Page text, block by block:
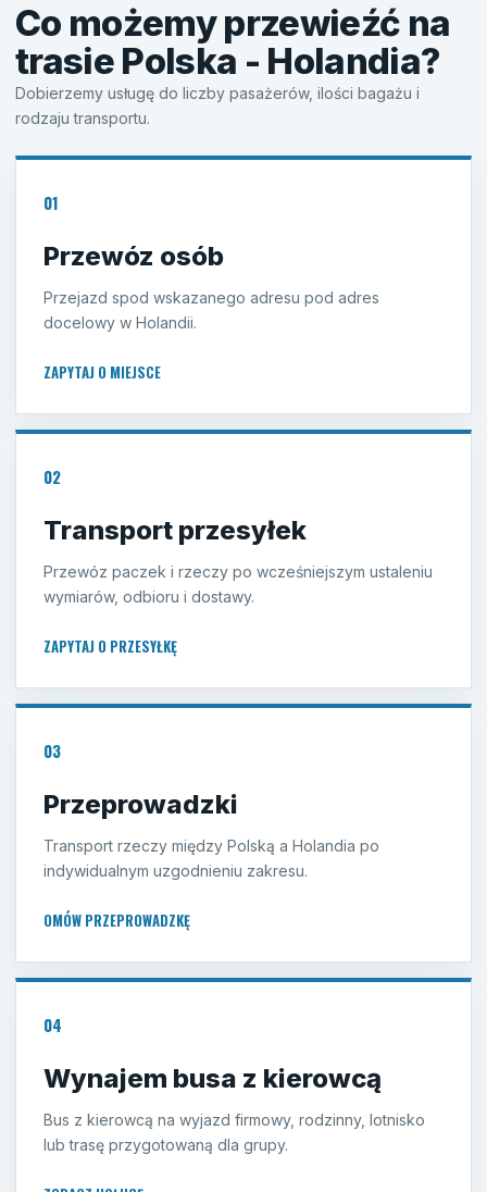
Co możemy przewieźć na
trasie Polska - Holandia?
Dobierzemy usługę do liczby pasażerów, ilości bagażu i
rodzaju transportu.
01
Przewóz osób
Przejazd spod wskazanego adresu pod adres
docelowy w Holandii.
ZAPYTAJ O MIEJSCE
02
Transport przesyłek
Przewóz paczek i rzeczy po wcześniejszym ustaleniu
wymiarów, odbioru i dostawy.
ZAPYTAJ O PRZESYŁKĘ
03
Przeprowadzki
Transport rzeczy między Polską a Holandia po
indywidualnym uzgodnieniu zakresu.
OMÓW PRZEPROWADZKĘ
04
Wynajem busa z kierowcą
Bus z kierowcą na wyjazd firmowy, rodzinny, lotnisko
lub trasę przygotowaną dla grupy.